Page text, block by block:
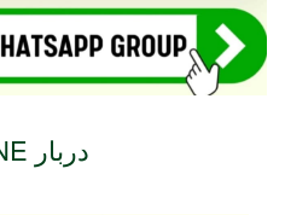
TOMB AND SHRINE دربار